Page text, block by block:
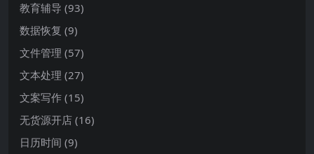
教育辅导 (93)
数据恢复 (9)
文件管理 (57)
文本处理 (27)
文案写作 (15)
无货源开店 (16)
日历时间 (9)